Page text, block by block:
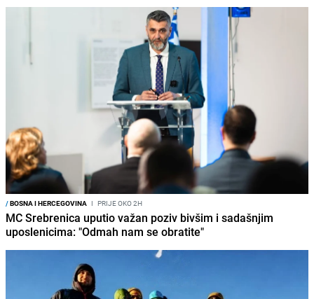
/BOSNA I HERCEGOVINA I PRIJE OKO 2H
MC Srebrenica uputio važan poziv bivšim i sadašnjim
uposlenicima: "Odmah nam se obratite"